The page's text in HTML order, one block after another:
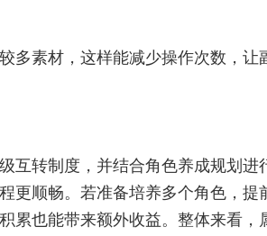
多素材，这样能减少操作次数，让
互转制度，并结合角色养成规划进
更顺畅。若准备培养多个角色，提
累也能带来额外收益。整体来看，